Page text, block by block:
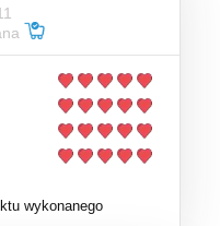
wykonanego